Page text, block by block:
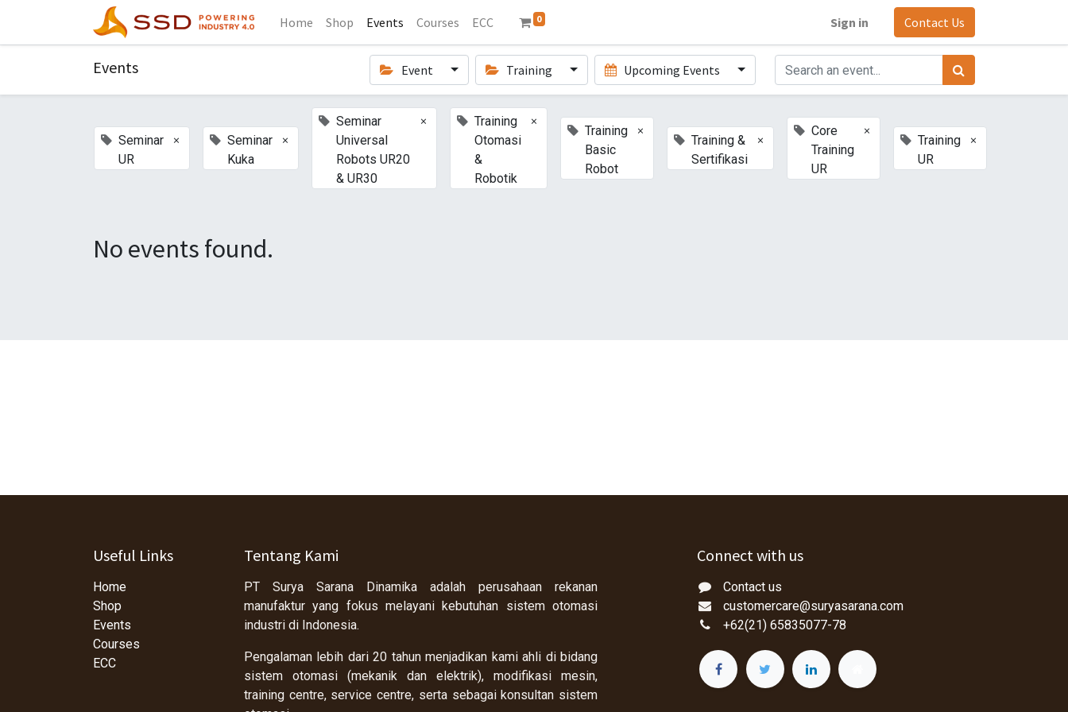
Home Shop Events Courses ECC 0 Sign in Contact Us
Events Event Training Upcoming Events
Seminar
UR
×
Seminar
Kuka
×
Seminar
Universal
Robots UR20
& UR30
×
Training
Otomasi
&
Robotik
×
Training
Basic
Robot
×
Training &
Sertifikasi
×
Core
Training
UR
×
Training
UR
×
No events found.
Useful Links
Home
Shop
Events
Courses
ECC
Tentang Kami
PT Surya Sarana Dinamika adalah perusahaan rekanan
manufaktur yang fokus melayani kebutuhan sistem otomasi
industri di Indonesia.
Pengalaman lebih dari 20 tahun menjadikan kami ahli di bidang
sistem otomasi (mekanik dan elektrik), modifikasi mesin,
training centre, service centre, serta sebagai konsultan sistem
Connect with us
Contact us
customercare@suryasarana.com
+62(21) 65835077-78